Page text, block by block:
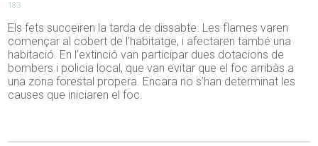
183
Els fets succeïren la tarda de dissabte. Les flames varen
començar al cobert de l’habitatge, i afectaren també una
habitació. En l’extinció van participar dues dotacions de
bombers i policia local, que van evitar que el foc arribàs a
una zona forestal propera. Encara no s’han determinat les
causes que iniciaren el foc.